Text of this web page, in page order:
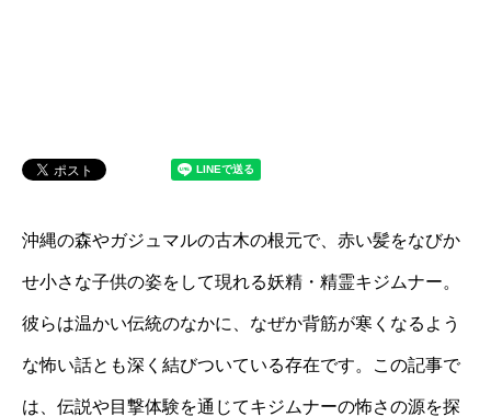
沖縄の森やガジュマルの古木の根元で、赤い髪をなびか
せ小さな子供の姿をして現れる妖精・精霊キジムナー。
彼らは温かい伝統のなかに、なぜか背筋が寒くなるよう
な怖い話とも深く結びついている存在です。この記事で
は、伝説や目撃体験を通じてキジムナーの怖さの源を探